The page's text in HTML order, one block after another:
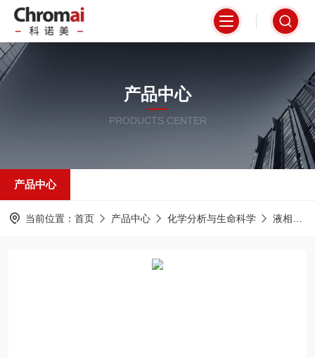
产品中心
PRODUCTS CENTER
产品中心
当前位置： 首页 产品中心 化学分析与生命科学 液相色谱